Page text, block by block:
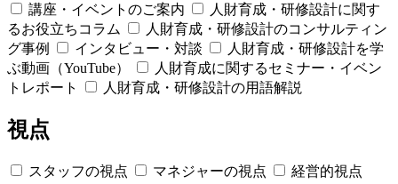
講座・イベントのご案内
人財育成・研修設計に関す
るお役立ちコラム
人財育成・研修設計のコンサルティン
グ事例
インタビュー・対談
人財育成・研修設計を学
ぶ動画（YouTube）
人財育成に関するセミナー・イベン
トレポート
人財育成・研修設計の用語解説
視点
スタッフの視点 マネジャーの視点 経営的視点